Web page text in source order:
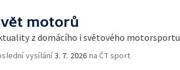
motorů
z domácího i světového motorsportu
vysílání3. 7. 2026 na ČT sport